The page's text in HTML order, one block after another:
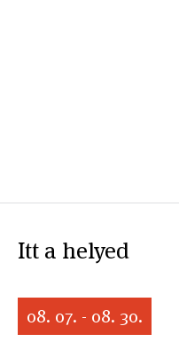
Itt a helyed
08. 07. - 08. 30.